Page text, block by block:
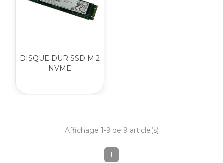
DISQUE DUR SSD M.2
NVME
Affichage 1-9 de 9 article(s)
1